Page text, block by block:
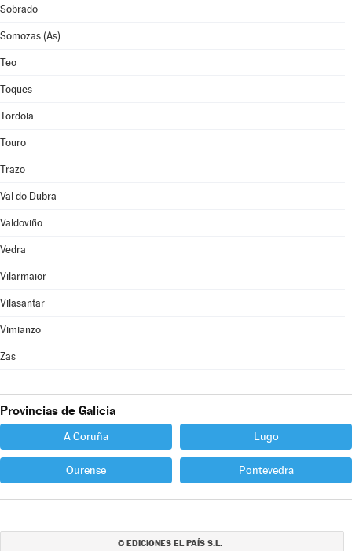
Sobrado
Somozas (As)
Teo
Toques
Tordoia
Touro
Trazo
Val do Dubra
Valdoviño
Vedra
Vilarmaior
Vilasantar
Vimianzo
Zas
Provincias de Galicia
A Coruña Lugo
Ourense Pontevedra
© EDICIONES EL PAÍS S.L.